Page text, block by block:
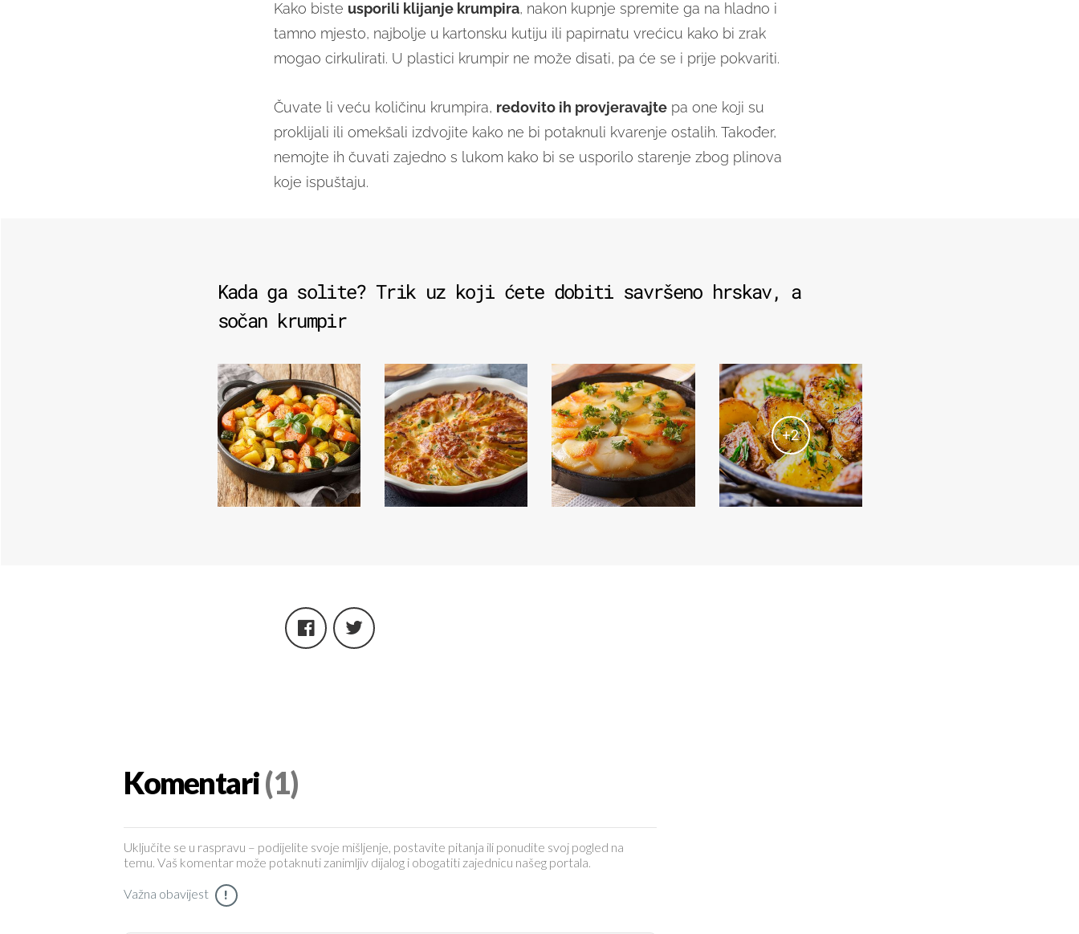
Kako biste usporili klijanje krumpira, nakon kupnje spremite ga na hladno i
tamno mjesto, najbolje u kartonsku kutiju ili papirnatu vrećicu kako bi zrak
mogao cirkulirati. U plastici krumpir ne može disati, pa će se i prije pokvariti.
Čuvate li veću količinu krumpira, redovito ih provjeravajtepa one koji su
proklijali ili omekšali izdvojite kako ne bi potaknuli kvarenje ostalih. Također,
nemojte ih čuvati zajedno s lukom kako bi se usporilo starenje zbog plinova
koje ispuštaju.
Kada ga solite? Trik uz koji ćete dobiti savršeno hrskav, a
sočan krumpir
+2
Komentari(1)
Uključite se u raspravu – podijelite svoje mišljenje, postavite pitanja ili ponudite svoj pogled na
temu. Vaš komentar može potaknuti zanimljiv dijalog i obogatiti zajednicu našeg portala.
Važna obavijest !